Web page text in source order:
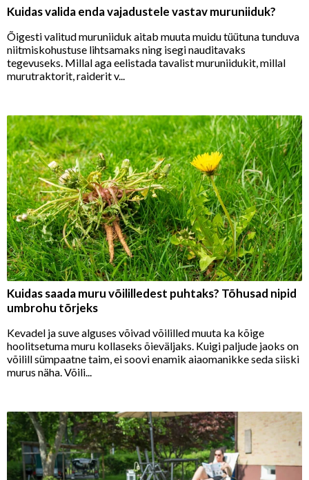
Kuidas valida enda vajadustele vastav muruniiduk?
Õigesti valitud muruniiduk aitab muuta muidu tüütuna tunduva
niitmiskohustuse lihtsamaks ning isegi nauditavaks
tegevuseks. Millal aga eelistada tavalist muruniidukit, millal
murutraktorit, raiderit v...
Kuidas saada muru võililledest puhtaks? Tõhusad nipid
umbrohu tõrjeks
Kevadel ja suve alguses võivad võililled muuta ka kõige
hoolitsetuma muru kollaseks õieväljaks. Kuigi paljude jaoks on
võilill sümpaatne taim, ei soovi enamik aiaomanikke seda siiski
murus näha. Võili...